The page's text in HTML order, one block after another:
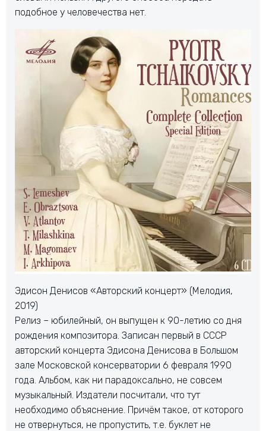
подобное у человечества нет.
Эдисон Денисов «Авторский концерт» (Мелодия,
2019)
Релиз – юбилейный, он выпущен к 90-летию со дня
рождения композитора. Записан первый в СССР
авторский концерта Эдисона Денисова в Большом
зале Московской консерватории 6 февраля 1990
года. Альбом, как ни парадоксально, не совсем
музыкальный. Издатели посчитали, что тут
необходимо объяснение. Причём такое, от которого
не отвернуться, не пропустить, т.е. буклет не